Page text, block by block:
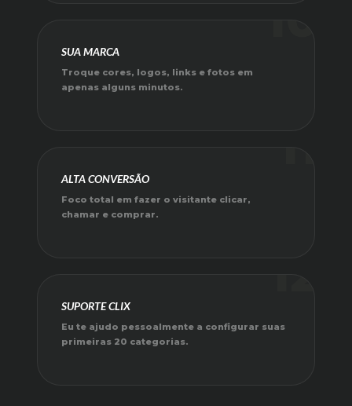
SUA MARCA
Troque cores, logos, links e fotos em
apenas alguns minutos.
ALTA CONVERSÃO
Foco total em fazer o visitante clicar,
chamar e comprar.
SUPORTE CLIX
Eu te ajudo pessoalmente a configurar suas
primeiras 20 categorias.